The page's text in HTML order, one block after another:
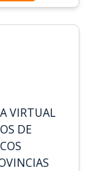
VIRTUAL
DE